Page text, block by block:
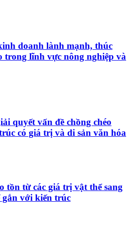
doanh lành mạnh, thúc
trong lĩnh vực nông nghiệp và
quyết vấn đề chồng chéo
có giá trị và di sản văn hóa
tồn từ các giá trị vật thể sang
với kiến trúc